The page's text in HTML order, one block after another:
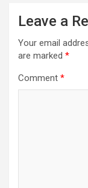
Leave a
Your email
are marked *
Comment *